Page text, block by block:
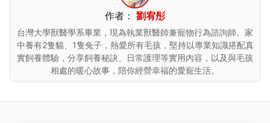
作者： 劉宥彤
台灣大學獸醫學系畢業，現為執業獸醫師兼寵物行為諮詢師。家
中養有2隻貓、1隻兔子，熱愛所有毛孩，堅持以專業知識搭配真
實飼養體驗，分享飼養秘訣、日常護理等實用內容，以及與毛孩
相處的暖心故事，陪你經營幸福的愛寵生活。